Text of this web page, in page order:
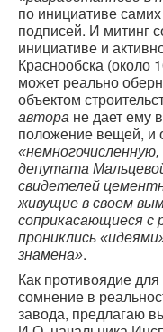
по инициативе
подписей. И митинг
инициативе и
Краснообска (около
может реально
объектом
автора не дает ему
положение вещей, и
депутата
свидетелей
живущие в своем
соприкасающиеся с
прониклись
знамена».
Как противоядие
сомнение в
завода, предлагаю